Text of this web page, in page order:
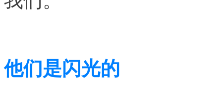
他们是闪光的